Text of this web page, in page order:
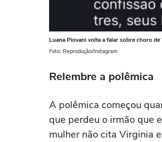
Luana Piovani volta a falar sobre choro
Foto: Reprodução/Instagram
Relembre a polêmica
A polêmica começou
que perdeu o irmão que
mulher não cita Virginia